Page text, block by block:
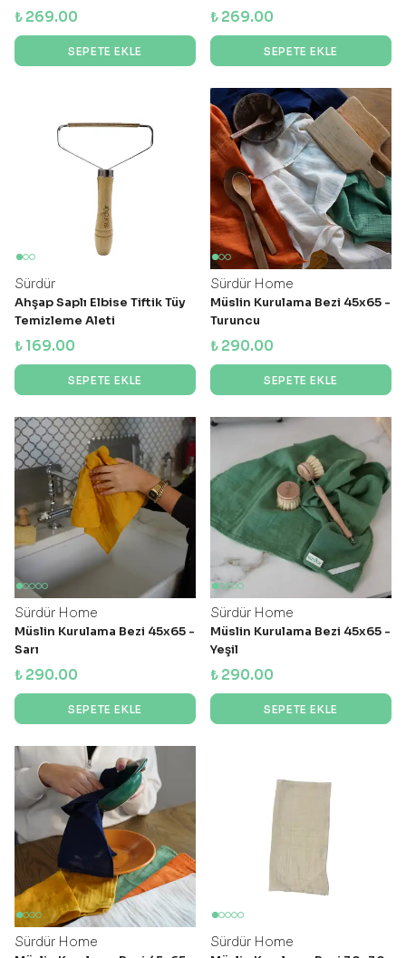
₺ 269.00
SEPETE EKLE
₺ 269.00
SEPETE EKLE
Sürdür
Ahşap Saplı Elbise Tiftik Tüy
Temizleme Aleti
₺ 169.00
SEPETE EKLE
Sürdür Home
Müslin Kurulama Bezi 45x65 -
Turuncu
₺ 290.00
SEPETE EKLE
Sürdür Home
Müslin Kurulama Bezi 45x65 -
Sarı
₺ 290.00
SEPETE EKLE
Sürdür Home
Müslin Kurulama Bezi 45x65 -
Yeşil
₺ 290.00
SEPETE EKLE
Sürdür Home Sürdür Home